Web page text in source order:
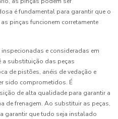
é fundamental para garantir que o
pinças funcionem corretamente
e consideradas em
substituição das peças
de pistões, anéis de vedação e
sido comprometidos. É
de alta qualidade para garantir a
de frenagem. Ao substituir as peças,
garantir que tudo seja instalado